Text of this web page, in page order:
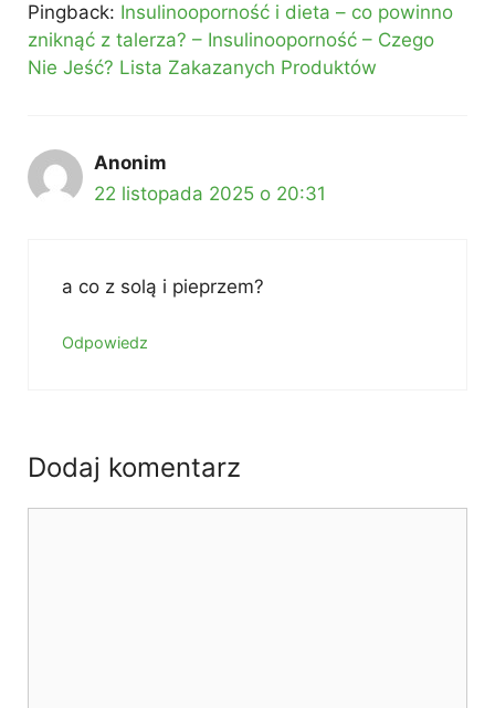
Pingback: Insulinooporność i dieta – co powinno
zniknąć z talerza? – Insulinooporność – Czego
Nie Jeść? Lista Zakazanych Produktów
Anonim
22 listopada 2025 o 20:31
a co z solą i pieprzem?
Odpowiedz
Dodaj komentarz